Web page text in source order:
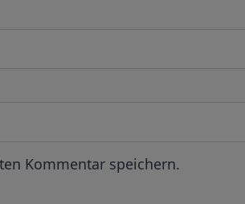
Kommentar speichern.